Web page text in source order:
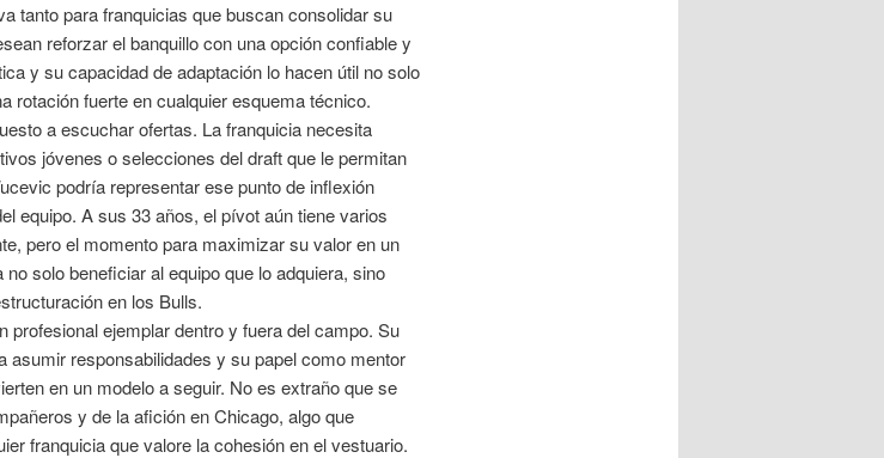
tanto para franquicias que buscan consolidar su
reforzar el banquillo con una opción confiable y
y su capacidad de adaptación lo hacen útil no solo
rotación fuerte en cualquier esquema técnico.
a escuchar ofertas. La franquicia necesita
jóvenes o selecciones del draft que le permitan
podría representar ese punto de inflexión
equipo. A sus 33 años, el pívot aún tiene varios
pero el momento para maximizar su valor en un
solo beneficiar al equipo que lo adquiera, sino
en los Bulls.
profesional ejemplar dentro y fuera del campo. Su
asumir responsabilidades y su papel como mentor
en un modelo a seguir. No es extraño que se
y de la afición en Chicago, algo que
franquicia que valore la cohesión en el vestuario.